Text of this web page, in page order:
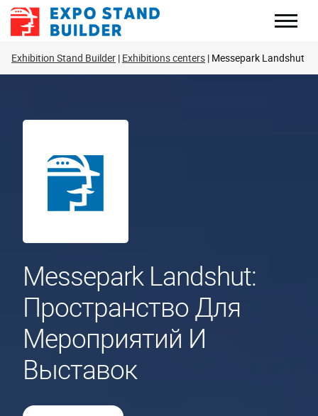
Перейти
Exhibition Stand Builder Exhibitions centers Messepark Landshut
Messepark Landshut:
Пространство Для
Мероприятий И
Выставок